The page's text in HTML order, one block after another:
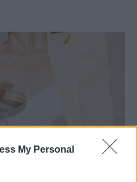
My Personal